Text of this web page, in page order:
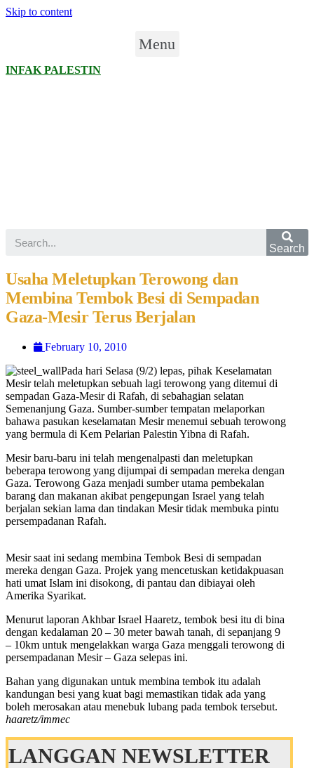
Skip to content
Menu
INFAK PALESTIN
Search
Usaha Meletupkan Terowong dan
Membina Tembok Besi di Sempadan
Gaza-Mesir Terus Berjalan
February 10, 2010
Pada hari Selasa (9/2) lepas, pihak Keselamatan
Mesir telah meletupkan sebuah lagi terowong yang ditemui di
sempadan Gaza-Mesir di Rafah, di sebahagian selatan
Semenanjung Gaza. Sumber-sumber tempatan melaporkan
bahawa pasukan keselamatan Mesir menemui sebuah terowong
yang bermula di Kem Pelarian Palestin Yibna di Rafah.
Mesir baru-baru ini telah mengenalpasti dan meletupkan
beberapa terowong yang dijumpai di sempadan mereka dengan
Gaza. Terowong Gaza menjadi sumber utama pembekalan
barang dan makanan akibat pengepungan Israel yang telah
berjalan sekian lama dan tindakan Mesir tidak membuka pintu
persempadanan Rafah.
Mesir saat ini sedang membina Tembok Besi di sempadan
mereka dengan Gaza. Projek yang mencetuskan ketidakpuasan
hati umat Islam ini disokong, di pantau dan dibiayai oleh
Amerika Syarikat.
Menurut laporan Akhbar Israel Haaretz, tembok besi itu di bina
dengan kedalaman 20 – 30 meter bawah tanah, di sepanjang 9
– 10km untuk mengelakkan warga Gaza menggali terowong di
persempadanan Mesir – Gaza selepas ini.
Bahan yang digunakan untuk membina tembok itu adalah
kandungan besi yang kuat bagi memastikan tidak ada yang
boleh merosakan atau menebuk lubang pada tembok tersebut.
haaretz/immec
LANGGAN NEWSLETTER